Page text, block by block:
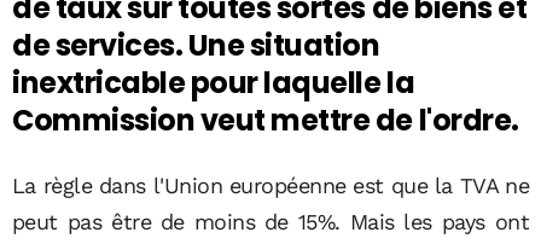
de taux sur toutes sortes de biens et
de services. Une situation
inextricable pour laquelle la
Commission veut mettre de l'ordre.
La règle dans l'Union européenne est que la TVA ne
peut pas être de moins de 15%. Mais les pays ont